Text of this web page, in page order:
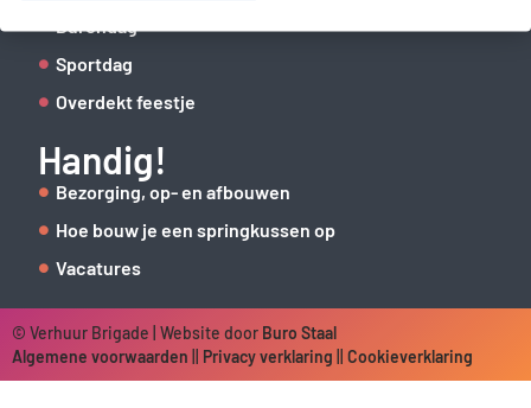
Burendag
Sportdag
Overdekt feestje
Handig!
Bezorging, op- en afbouwen
Hoe bouw je een springkussen op
Vacatures
© Verhuur Brigade | Website door Buro Staal
Algemene voorwaarden
Privacy verklaring Cookieverklaring